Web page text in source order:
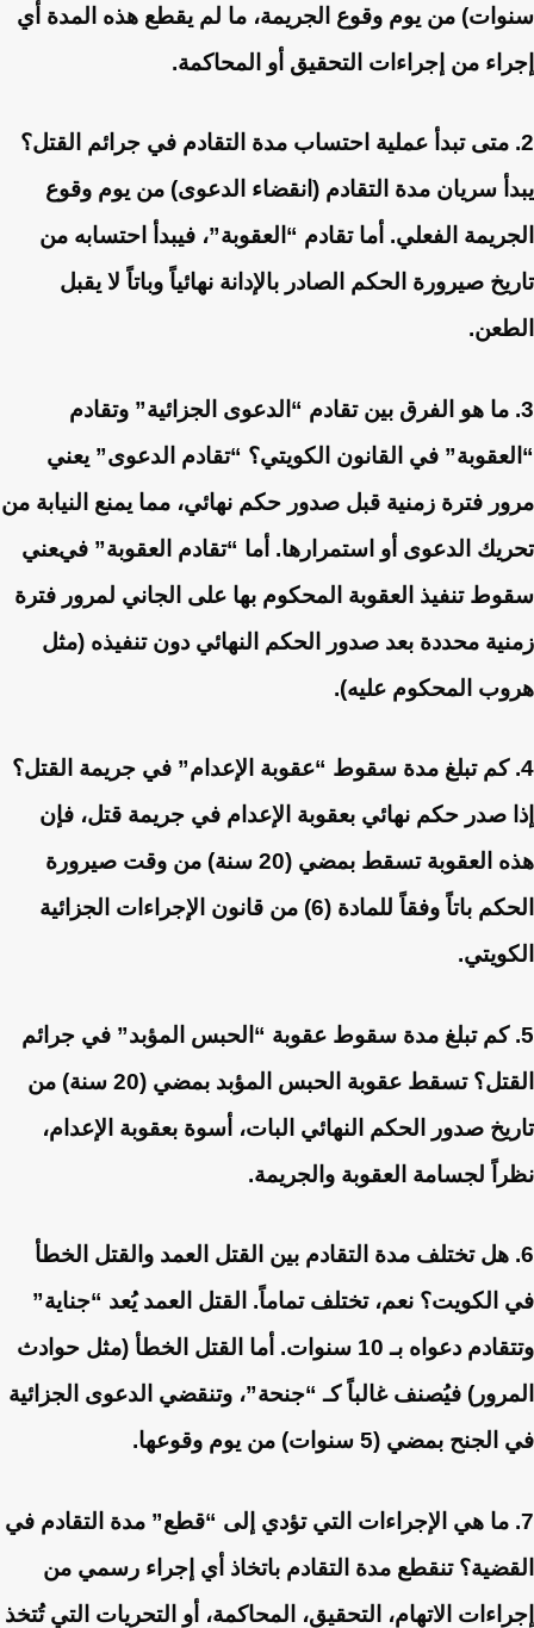
سنوات) من يوم وقوع الجريمة، ما لم يقطع هذه المدة أي
إجراء من إجراءات التحقيق أو المحاكمة.
2. متى تبدأ عملية احتساب مدة التقادم في جرائم القتل؟
يبدأ سريان مدة التقادم (انقضاء الدعوى) من يوم وقوع
الجريمة الفعلي. أما تقادم “العقوبة”، فيبدأ احتسابه من
تاريخ صيرورة الحكم الصادر بالإدانة نهائياً وباتاً لا يقبل
الطعن.
3. ما هو الفرق بين تقادم “الدعوى الجزائية” وتقادم
“العقوبة” في القانون الكويتي؟ “تقادم الدعوى” يعني
مرور فترة زمنية قبل صدور حكم نهائي، مما يمنع النيابة من
تحريك الدعوى أو استمرارها. أما “تقادم العقوبة” فيعني
سقوط تنفيذ العقوبة المحكوم بها على الجاني لمرور فترة
زمنية محددة بعد صدور الحكم النهائي دون تنفيذه (مثل
هروب المحكوم عليه).
4. كم تبلغ مدة سقوط “عقوبة الإعدام” في جريمة القتل؟
إذا صدر حكم نهائي بعقوبة الإعدام في جريمة قتل، فإن
هذه العقوبة تسقط بمضي (20 سنة) من وقت صيرورة
الحكم باتاً وفقاً للمادة (6) من قانون الإجراءات الجزائية
الكويتي.
5. كم تبلغ مدة سقوط عقوبة “الحبس المؤبد” في جرائم
القتل؟
تسقط عقوبة الحبس المؤبد بمضي (20 سنة) من
تاريخ صدور الحكم النهائي البات، أسوة بعقوبة الإعدام،
نظراً لجسامة العقوبة والجريمة.
6. هل تختلف مدة التقادم بين القتل العمد والقتل الخطأ
في الكويت؟ نعم، تختلف تماماً. القتل العمد يُعد “جناية”
وتتقادم دعواه بـ 10 سنوات. أما القتل الخطأ (مثل حوادث
المرور) فيُصنف غالباً كـ “جنحة”، وتنقضي الدعوى الجزائية
في الجنح بمضي (5 سنوات) من يوم وقوعها.
7. ما هي الإجراءات التي تؤدي إلى “قطع” مدة التقادم في
القضية؟ تنقطع مدة التقادم باتخاذ أي إجراء رسمي من
إجراءات الاتهام، التحقيق، المحاكمة، أو التحريات التي تُتخذ